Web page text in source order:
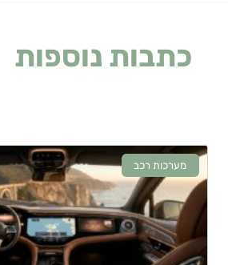
כתבות נוספות
מערכות רכב